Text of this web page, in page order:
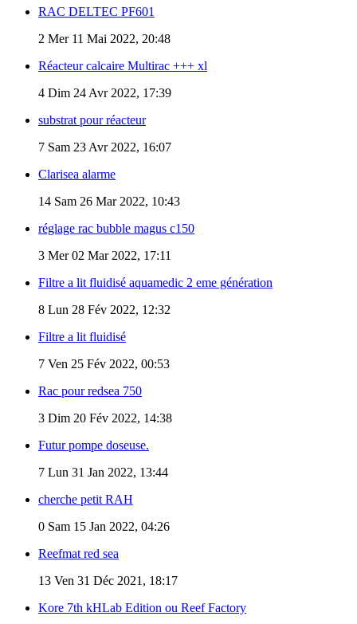
RAC DELTEC PF601
2 Mer 11 Mai 2022, 20:48
Réacteur calcaire Multirac +++ xl
4 Dim 24 Avr 2022, 17:39
substrat pour réacteur
7 Sam 23 Avr 2022, 16:07
Clarisea alarme
14 Sam 26 Mar 2022, 10:43
réglage rac bubble magus c150
3 Mer 02 Mar 2022, 17:11
Filtre a lit fluidisé aquamedic 2 eme génération
8 Lun 28 Fév 2022, 12:32
Filtre a lit fluidisé
7 Ven 25 Fév 2022, 00:53
Rac pour redsea 750
3 Dim 20 Fév 2022, 14:38
Futur pompe doseuse.
7 Lun 31 Jan 2022, 13:44
cherche petit RAH
0 Sam 15 Jan 2022, 04:26
Reefmat red sea
13 Ven 31 Déc 2021, 18:17
Kore 7th kHLab Edition ou Reef Factory